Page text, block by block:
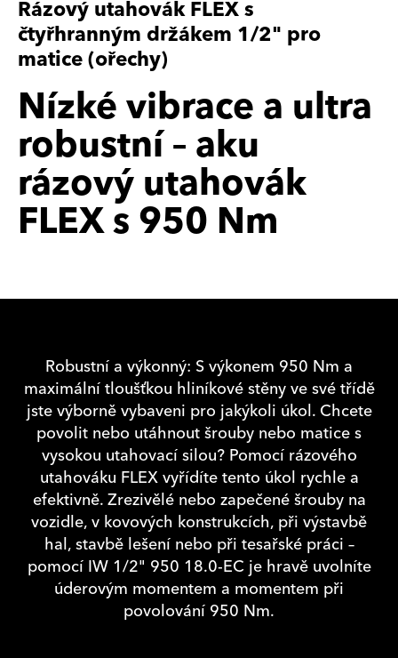
Rázový utahovák FLEX s
čtyřhranným držákem 1/2" pro
matice (ořechy)
Nízké vibrace a ultra
robustní – aku
rázový utahovák
FLEX s 950 Nm
Robustní a výkonný: S výkonem 950 Nm a
maximální tloušťkou hliníkové stěny ve své třídě
jste výborně vybaveni pro jakýkoli úkol. Chcete
povolit nebo utáhnout šrouby nebo matice s
vysokou utahovací silou? Pomocí rázového
utahováku FLEX vyřídíte tento úkol rychle a
efektivně. Zrezivělé nebo zapečené šrouby na
vozidle, v kovových konstrukcích, při výstavbě
hal, stavbě lešení nebo při tesařské práci –
pomocí IW 1/2" 950 18.0-EC je hravě uvolníte
úderovým momentem a momentem při
povolování 950 Nm.